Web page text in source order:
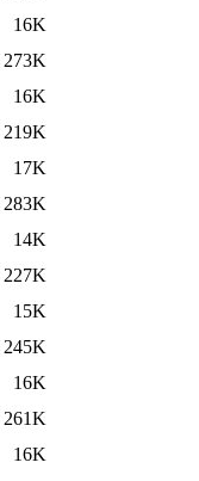
16K
273K
16K
219K
17K
283K
14K
227K
15K
245K
16K
261K
16K